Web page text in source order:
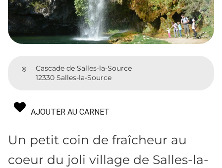
Cascade de Salles-la-Source
12330 Salles-la-Source
AJOUTER AU CARNET
Un petit coin de fraîcheur au
coeur du joli village de Salles-la-